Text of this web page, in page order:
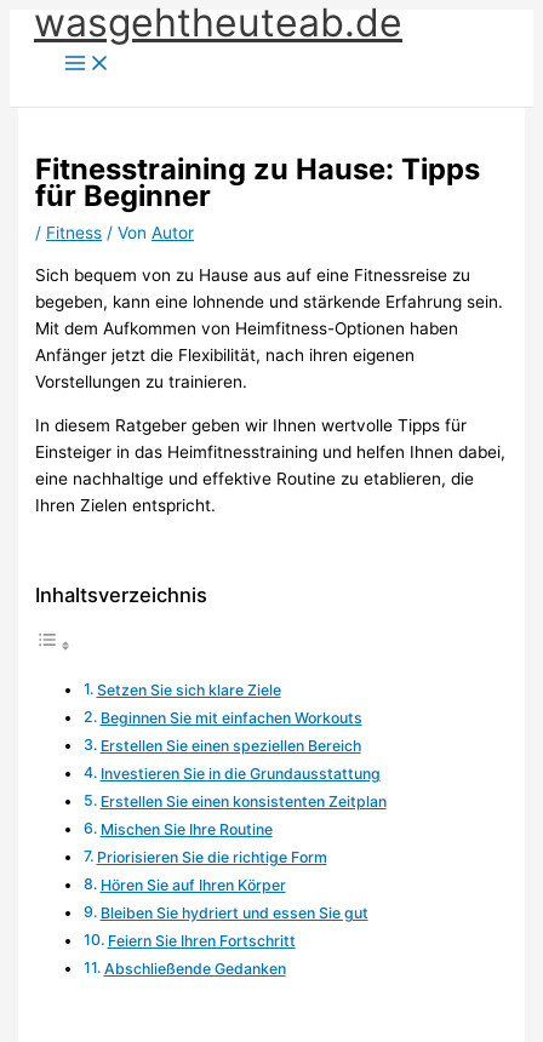
Zum
Inhalt
springen
wasgehtheuteab.de
Fitnesstraining zu Hause: Tipps
für Beginner
/ Fitness / VonAutor
Sich bequem von zu Hause aus auf eine Fitnessreise zu
begeben, kann eine lohnende und stärkende Erfahrung sein.
Mit dem Aufkommen von Heimfitness-Optionen haben
Anfänger jetzt die Flexibilität, nach ihren eigenen
Vorstellungen zu trainieren.
In diesem Ratgeber geben wir Ihnen wertvolle Tipps für
Einsteiger in das Heimfitnesstraining und helfen Ihnen dabei,
eine nachhaltige und effektive Routine zu etablieren, die
Ihren Zielen entspricht.
Inhaltsverzeichnis
Setzen Sie sich klare Ziele
Beginnen Sie mit einfachen Workouts
Erstellen Sie einen speziellen Bereich
Investieren Sie in die Grundausstattung
Erstellen Sie einen konsistenten Zeitplan
Mischen Sie Ihre Routine
Priorisieren Sie die richtige Form
Hören Sie auf Ihren Körper
Bleiben Sie hydriert und essen Sie gut
Feiern Sie Ihren Fortschritt
Abschließende Gedanken